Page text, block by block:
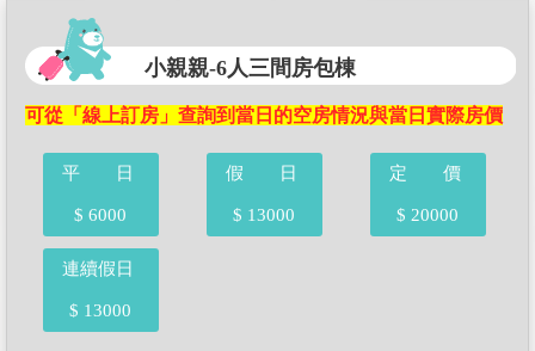
小親親-6人三間房包棟
可從「線上訂房」查詢到當日的空房情況與當日實際房價
平 日
$ 6000
假 日
$ 13000
定 價
$ 20000
連續假日
$ 13000